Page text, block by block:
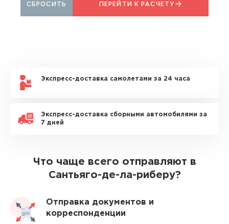
ПЕРЕЙТИ К РАСЧЕТУ
СБРОСИТЬ
Экспресс-доставка самолетами за 24 часа
Экспресс-доставка сборными автомобилями за
7 дней
Что чаще всего отправляют в
Сантьяго-де-ла-риберу?
Отправка документов и
корреспонденции